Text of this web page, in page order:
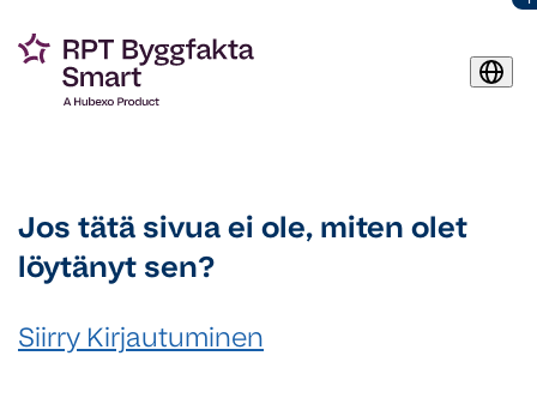
Jos tätä sivua ei ole, miten olet
löytänyt sen?
Siirry Kirjautuminen